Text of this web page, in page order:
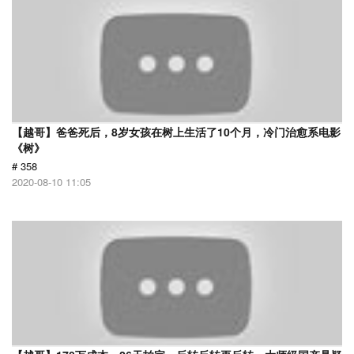
【越哥】爸爸死后，8岁女孩在树上生活了10个月，冷门治愈系电影
《树》
# 358
2020-08-10 11:05